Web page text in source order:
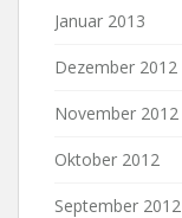
Januar 2013
Dezember 2012
November 2012
Oktober 2012
September 2012